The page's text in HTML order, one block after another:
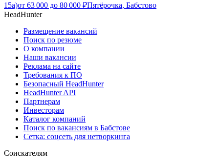
15а)от 63 000 до 80 000 ₽Пятёрочка, Бабстово
HeadHunter
Размещение вакансий
Поиск по резюме
О компании
Наши вакансии
Реклама на сайте
Требования к ПО
Безопасный HeadHunter
HeadHunter API
Партнерам
Инвесторам
Каталог компаний
Поиск по вакансиям в Бабстове
Сетка: соцсеть для нетворкинга
Соискателям